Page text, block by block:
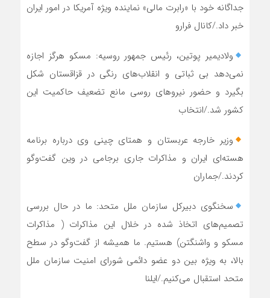
جداگانه خود با «رابرت مالی» نماینده ویژه آمریکا در امور ایران
خبر داد./کانال فرارو
ولادیمیر پوتین، رئیس جمهور روسیه: مسکو هرگز اجازه
نمی‌دهد بی ثباتی و انقلاب‌های رنگی در قزاقستان شکل
بگیرد و حضور نیرو‌های روسی مانع تضعیف حاکمیت این
کشور شد./انتخاب
وزیر خارجه عربستان و همتای چینی وی درباره برنامه
هسته‌ای ایران و مذاکرات جاری برجامی در وین گفت‌وگو
کردند./جماران
سخنگوی دبیرکل سازمان ملل متحد: ما در حال بررسی
تصمیم‌های اتخاذ شده در خلال این مذاکرات ( مذاکرات
مسکو و واشنگتن) هستیم. ما همیشه از گفت‌و‌گو در سطح
بالا، به ویژه بین دو عضو دائمی شورای امنیت سازمان ملل
متحد استقبال می‌کنیم./ایلنا